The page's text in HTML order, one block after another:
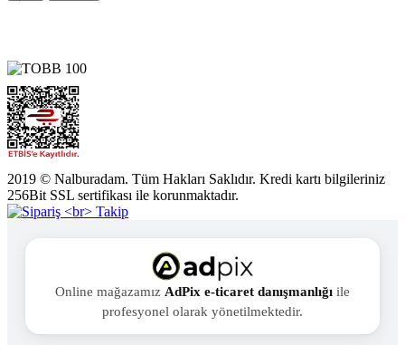
2019 © Nalburadam. Tüm Hakları Saklıdır. Kredi kartı bilgileriniz
256Bit SSL sertifikası ile korunmaktadır.
Online mağazamız AdPix e-ticaret danışmanlığı ile
profesyonel olarak yönetilmektedir.